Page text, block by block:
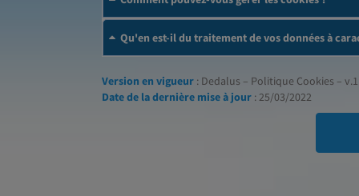
Qu'en est-il du traitement de vos données à
Version en vigueur : Dedalus – Politique Cookies –
Date de la dernière mise à jour : 25/03/2022